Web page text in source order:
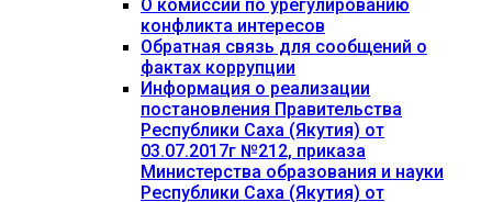
О комиссии по урегулированию
конфликта интересов
Обратная связь для сообщений о
фактах коррупции
Информация о реализации
постановления Правительства
Республики Саха (Якутия) от
03.07.2017г №212, приказа
Министерства образования и науки
Республики Саха (Якутия) от